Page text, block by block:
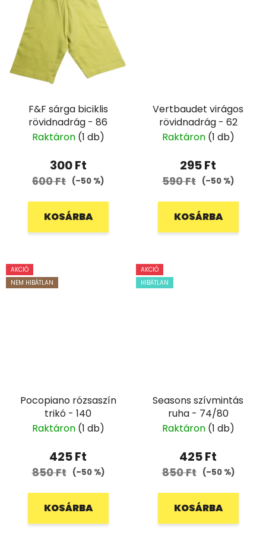
F&F sárga biciklis
rövidnadrág - 86
Raktáron (1 db)
300 Ft
600 Ft (–50 %)
KOSÁRBA
Vertbaudet virágos
rövidnadrág - 62
Raktáron (1 db)
295 Ft
590 Ft (–50 %)
KOSÁRBA
AKCIÓ
NEM HIBÁTLAN
Pocopiano rózsaszín
trikó - 140
Raktáron (1 db)
425 Ft
850 Ft (–50 %)
KOSÁRBA
AKCIÓ
HIBÁTLAN
Seasons szívmintás
ruha - 74/80
Raktáron (1 db)
425 Ft
850 Ft (–50 %)
KOSÁRBA